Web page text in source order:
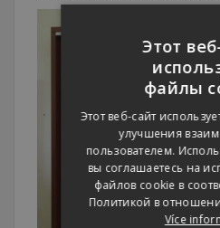
Этот
файлы
Этот веб-сайт
улучшения
пользователем.
вы соглашаетесь на
файлов cookie в
Политикой в
Více